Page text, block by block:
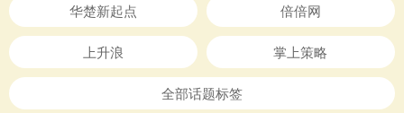
华楚新起点 倍倍网
上升浪 掌上策略
全部话题标签